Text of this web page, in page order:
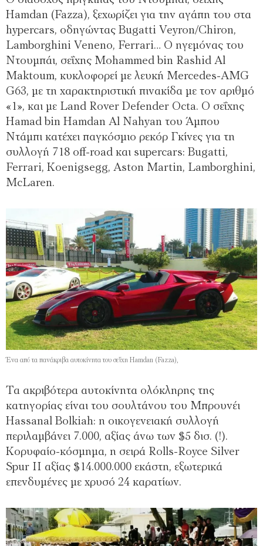
Hamdan (Fazza), ξεχωρίζει για την αγάπη του στα
hypercars, οδηγώντας Bugatti Veyron/Chiron,
Lamborghini Veneno, Ferrari… Ο ηγεμόνας του
Ντουμπάι, σεΐχης Mohammed bin Rashid Al
Maktoum, κυκλοφορεί με λευκή Mercedes-AMG
G63, με τη χαρακτηριστική πινακίδα με τον αριθμό
«1», και με Land Rover Defender Octa. Ο σεΐχης
Hamad bin Hamdan Al Nahyan του Άμπου
Ντάμπι κατέχει παγκόσμιο ρεκόρ Γκίνες για τη
συλλογή 718 off-road και supercars: Bugatti,
Ferrari, Koenigsegg, Aston Martin, Lamborghini,
McLaren.
Ένα από τα πανάκριβα αυτοκίνητα του σεΐχη Hamdan (Fazza),
Τα ακριβότερα αυτοκίνητα ολόκληρης της
κατηγορίας είναι του σουλτάνου του Μπρουνέι
Hassanal Bolkiah: η οικογενειακή συλλογή
περιλαμβάνει 7.000, αξίας άνω των $5 δισ. (!).
Κορυφαίο-κόσμημα, η σειρά Rolls-Royce Silver
Spur II αξίας $14.000.000 εκάστη, εξωτερικά
επενδυμένες με χρυσό 24 καρατίων.